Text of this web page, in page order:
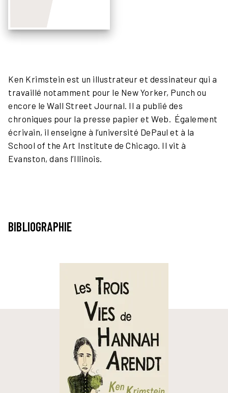
Ken Krimstein est un illustrateur et dessinateur qui a
travaillé notamment pour le New Yorker, Punch ou
encore le Wall Street Journal. Il a publié des
chroniques pour la presse papier et Web. Également
écrivain, il enseigne à l’université DePaul et à la
School of the Art Institute de Chicago. Il vit à
Evanston, dans l’Illinois.
BIBLIOGRAPHIE